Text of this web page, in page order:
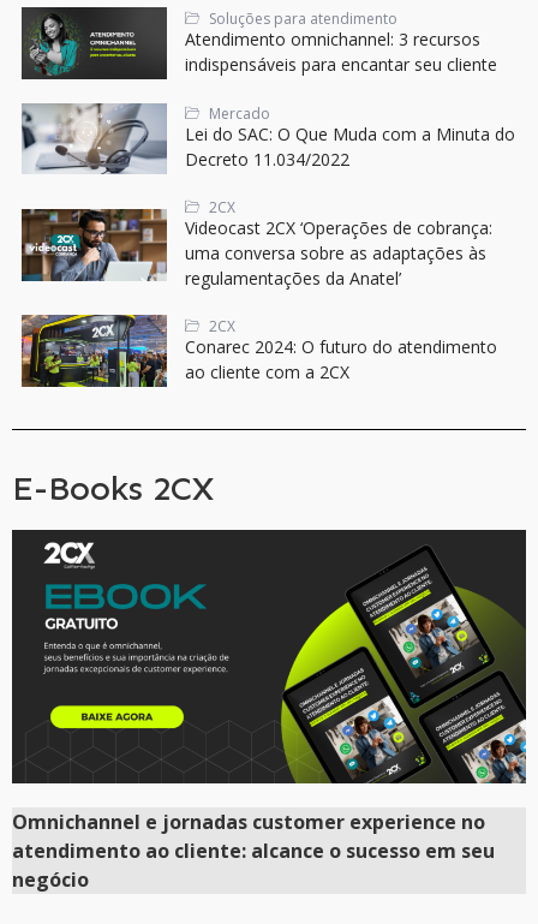
Soluções para atendimento
Atendimento omnichannel: 3 recursos
indispensáveis para encantar seu cliente
Mercado
Lei do SAC: O Que Muda com a Minuta do
Decreto 11.034/2022
2CX
Videocast 2CX ‘Operações de cobrança:
uma conversa sobre as adaptações às
regulamentações da Anatel’
2CX
Conarec 2024: O futuro do atendimento
ao cliente com a 2CX
E-Books 2CX
Omnichannel e jornadas customer experience no
atendimento ao cliente: alcance o sucesso em seu
negócio